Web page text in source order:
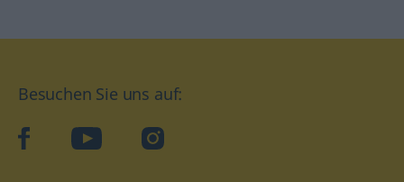
Besuchen Sie uns auf:
facebookYouTube Instagram